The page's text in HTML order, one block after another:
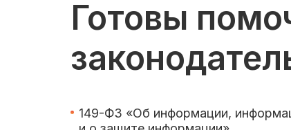
Готовы
149-ФЗ «Об информации,